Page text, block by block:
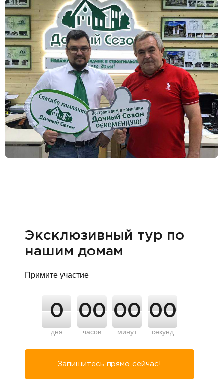
Эксклюзивный тур по
нашим домам
Примите участие
0
дня
00
часов
00
минут
00
секунд
Запишитесь прямо сейчас!